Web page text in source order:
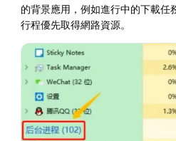
的背景應用，例如進行中的下載任
行程優先取得網路資源。